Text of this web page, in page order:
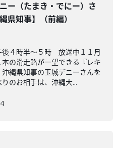
ー（たまき・でにー）さ
県知事】（前編）
４時半～５時 放送中１１月
の滑走路が一望できる『レキ
縄県知事の玉城デニーさんを
のお相手は、沖縄大...